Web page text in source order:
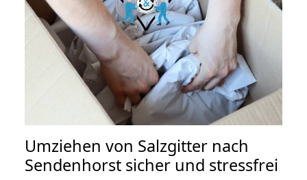
Umziehen von Salzgitter nach
Sendenhorst sicher und stressfrei